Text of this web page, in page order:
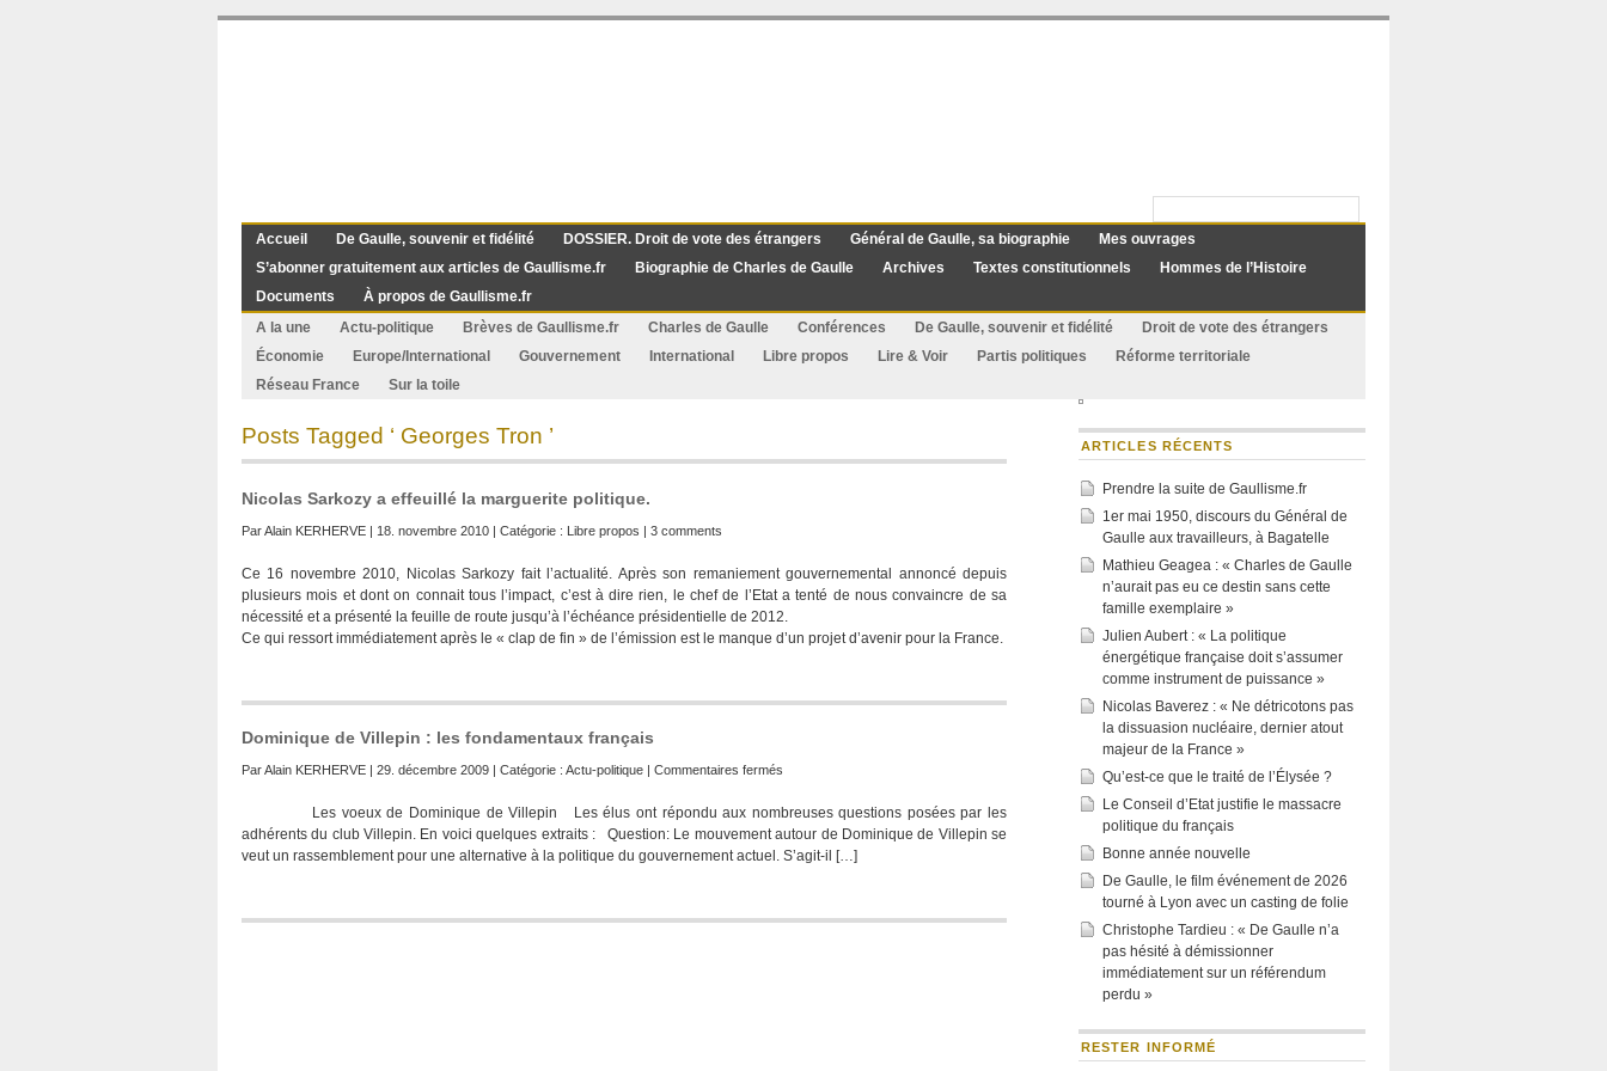
Accueil De Gaulle, souvenir et fidélité DOSSIER. Droit de vote des étrangers Général de Gaulle, sa biographie
Mes ouvrages
S’abonner gratuitement aux articles de Gaullisme.fr
Biographie de Charles de Gaulle Archives Textes constitutionnels
Hommes de l’Histoire
Documents
À propos de Gaullisme.fr
A la une
Actu-politique Brèves de Gaullisme.fr Charles de Gaulle Conférences De Gaulle, souvenir et fidélité
Droit de vote des étrangers
Économie
Europe/International Gouvernement International Libre propos Lire & Voir Partis politiques
Réforme territoriale
Réseau France
Sur la toile
Posts Tagged ‘ Georges Tron ’
Nicolas Sarkozy a effeuillé la marguerite politique.
ParAlain KERHERVE | 18. novembre 2010 | Catégorie : Libre propos | 3 comments
Ce 16 novembre 2010, Nicolas Sarkozy fait l’actualité. Après son remaniement gouvernemental annoncé depuis
plusieurs mois et dont on connait tous l’impact, c’est à dire rien, le chef de l’Etat a tenté de nous convaincre de sa
nécessité et a présenté la feuille de route jusqu’à l’échéance présidentielle de 2012.
Ce qui ressort immédiatement après le « clap de fin » de l’émission est le manque d’un projet d’avenir pour la France.
Dominique de Villepin : les fondamentaux français
ParAlain KERHERVE | 29. décembre 2009 | Catégorie : Actu-politique | Commentaires fermés
de
Villepin
:
français
Les voeux de Dominique de Villepin Les élus ont répondu aux nombreuses questions posées par les
adhérents du club Villepin. En voici quelques extraits : Question: Le mouvement autour de Dominique de Villepin se
veut un rassemblement pour une alternative à la politique du gouvernement actuel. S’agit-il […]
ARTICLES RÉCENTS
Prendre la suite de Gaullisme.fr
1er mai 1950, discours du Général de
Gaulle aux travailleurs, à Bagatelle
Mathieu Geagea : « Charles de Gaulle
n’aurait pas eu ce destin sans cette
famille exemplaire »
Julien Aubert : « La politique
énergétique française doit s’assumer
comme instrument de puissance »
Nicolas Baverez : « Ne détricotons pas
la dissuasion nucléaire, dernier atout
majeur de la France »
Qu’est-ce que le traité de l’Élysée ?
Le Conseil d’Etat justifie le massacre
politique du français
Bonne année nouvelle
De Gaulle, le film événement de 2026
tourné à Lyon avec un casting de folie
Christophe Tardieu : « De Gaulle n’a
pas hésité à démissionner
immédiatement sur un référendum
perdu »
RESTER INFORMÉ